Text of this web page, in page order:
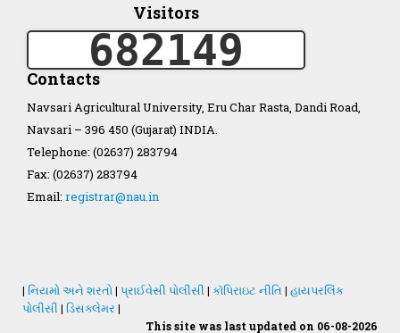
ખેડુત માર્ગદર્શિકા
Accreditation Certificate
GAU Act 2004
Statastics
Visitors
682149
Contacts
Navsari Agricultural University, Eru Char Rasta, Dandi Road,
Navsari – 396 450 (Gujarat) INDIA.
Telephone: (02637) 283794
Fax: (02637) 283794
Email: registrar@nau.in
| નિયમો અને શરતો| પ્રાઈવેસી પોલીસી | કૉપિરાઇટ નીતિ | હાયપરલિંક
પોલીસી | ડિસક્લેમર |
This site was last updated on 06-08-2026